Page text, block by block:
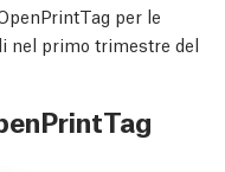
per le
nel primo trimestre del